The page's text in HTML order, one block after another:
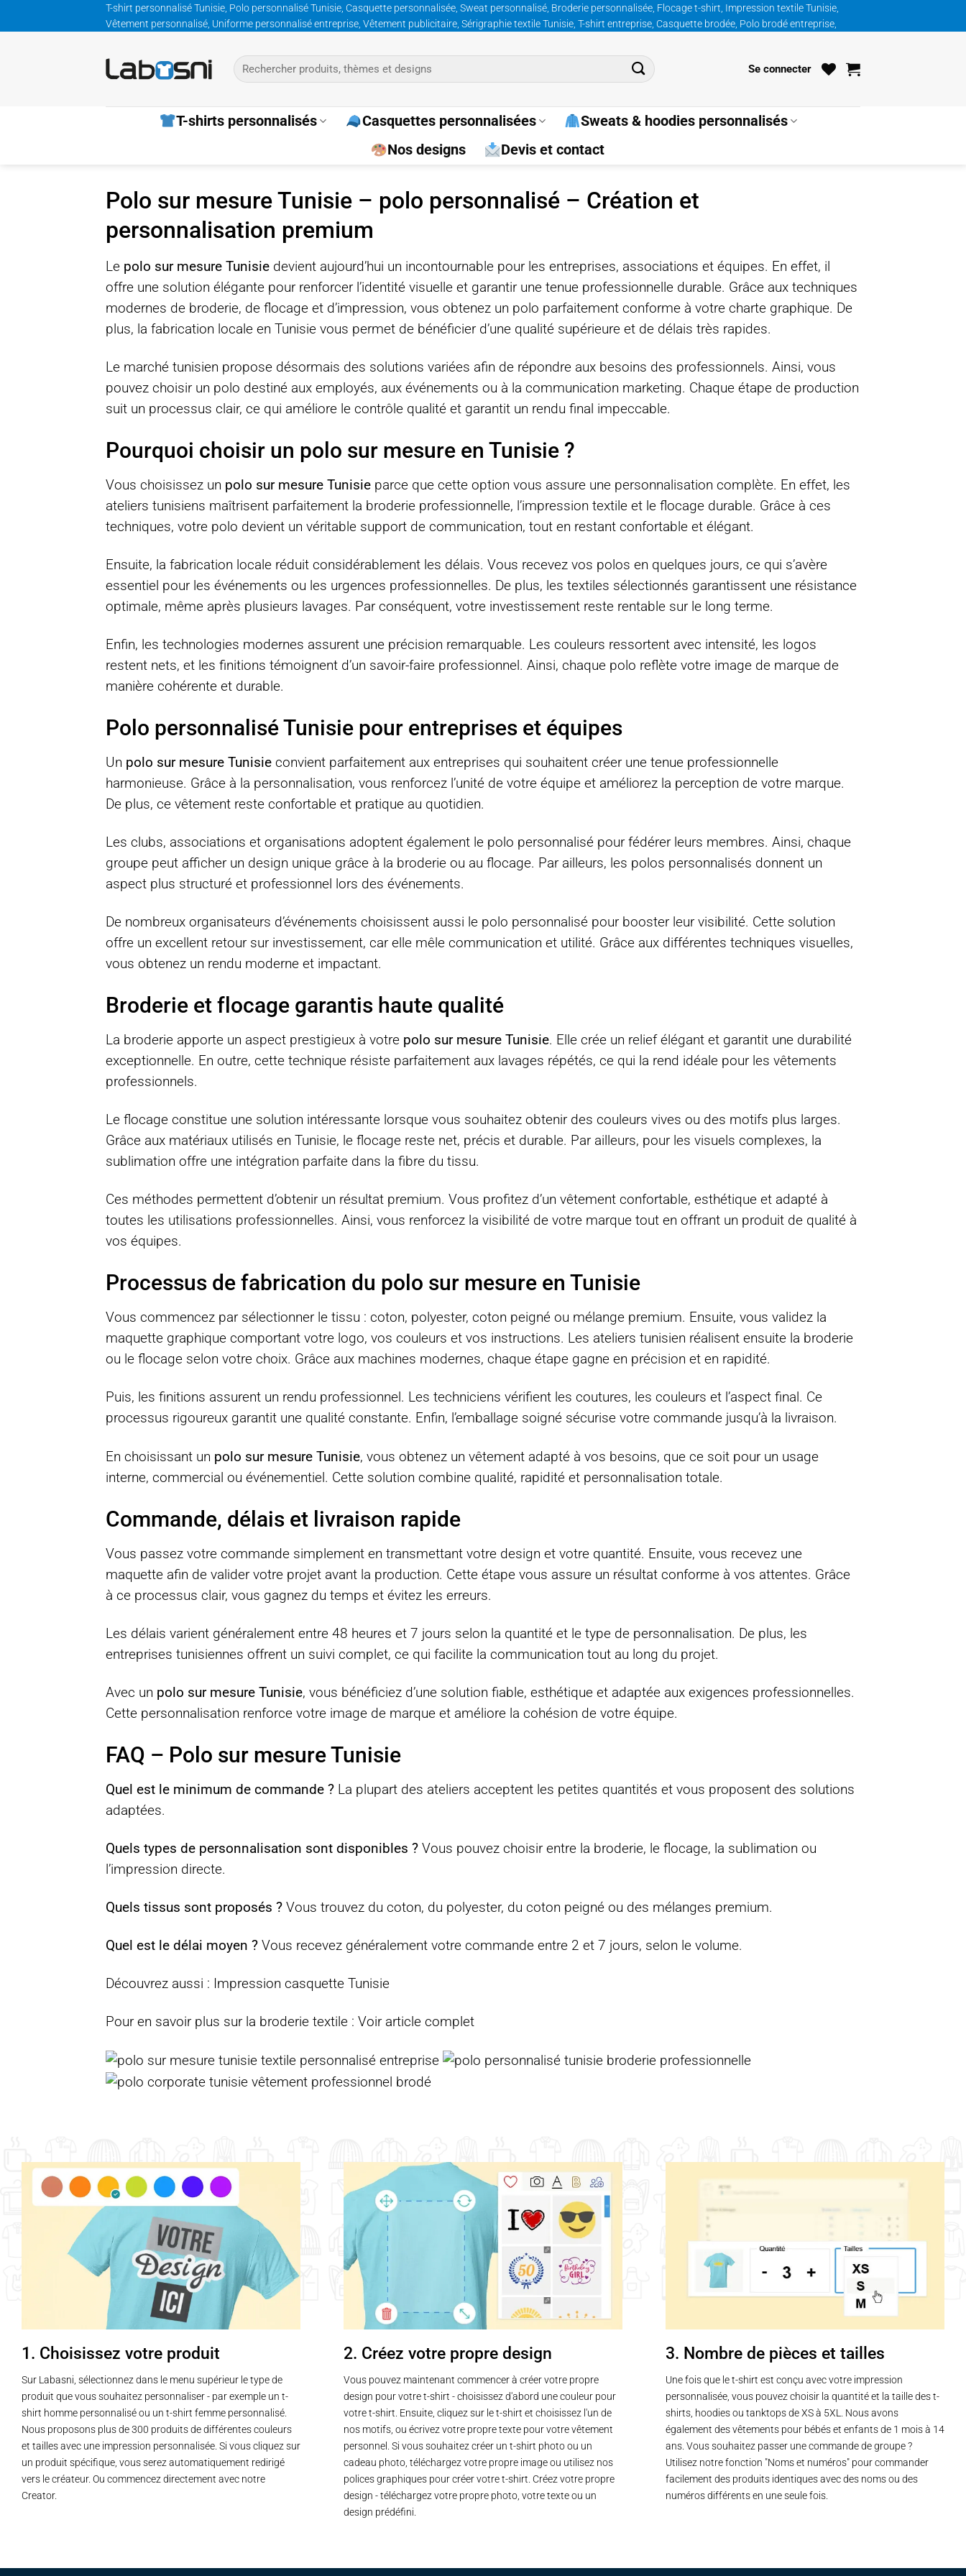
au
T-shirt personnalisé Tunisie, Polo personnalisé Tunisie, Casquette personnalisée, Sweat personnalisé, Broderie personnalisée, Flocage t-shirt, Impression textile Tunisie,
Vêtement personnalisé, Uniforme personnalisé entreprise, Vêtement publicitaire, Sérigraphie textile Tunisie, T-shirt entreprise, Casquette brodée, Polo brodé entreprise,
Recherche
pour :
Se connecter
T-shirts personnalisés Casquettes personnalisées
Sweats & hoodies personnalisés
Nos designs
Devis et contact
Polo sur mesure Tunisie – polo personnalisé – Création et
personnalisation premium
Le polo sur mesure Tunisie devient aujourd’hui un incontournable pour les entreprises, associations et équipes. En effet, il
offre une solution élégante pour renforcer l’identité visuelle et garantir une tenue professionnelle durable. Grâce aux techniques
modernes de broderie, de flocage et d’impression, vous obtenez un polo parfaitement conforme à votre charte graphique. De
plus, la fabrication locale en Tunisie vous permet de bénéficier d’une qualité supérieure et de délais très rapides.
Le marché tunisien propose désormais des solutions variées afin de répondre aux besoins des professionnels. Ainsi, vous
pouvez choisir un polo destiné aux employés, aux événements ou à la communication marketing. Chaque étape de production
suit un processus clair, ce qui améliore le contrôle qualité et garantit un rendu final impeccable.
Pourquoi choisir un polo sur mesure en Tunisie ?
Vous choisissez un polo sur mesure Tunisie parce que cette option vous assure une personnalisation complète. En effet, les
ateliers tunisiens maîtrisent parfaitement la broderie professionnelle, l’impression textile et le flocage durable. Grâce à ces
techniques, votre polo devient un véritable support de communication, tout en restant confortable et élégant.
Ensuite, la fabrication locale réduit considérablement les délais. Vous recevez vos polos en quelques jours, ce qui s’avère
essentiel pour les événements ou les urgences professionnelles. De plus, les textiles sélectionnés garantissent une résistance
optimale, même après plusieurs lavages. Par conséquent, votre investissement reste rentable sur le long terme.
Enfin, les technologies modernes assurent une précision remarquable. Les couleurs ressortent avec intensité, les logos
restent nets, et les finitions témoignent d’un savoir-faire professionnel. Ainsi, chaque polo reflète votre image de marque de
manière cohérente et durable.
Polo personnalisé Tunisie pour entreprises et équipes
Un polo sur mesure Tunisie convient parfaitement aux entreprises qui souhaitent créer une tenue professionnelle
harmonieuse. Grâce à la personnalisation, vous renforcez l’unité de votre équipe et améliorez la perception de votre marque.
De plus, ce vêtement reste confortable et pratique au quotidien.
Les clubs, associations et organisations adoptent également le polo personnalisé pour fédérer leurs membres. Ainsi, chaque
groupe peut afficher un design unique grâce à la broderie ou au flocage. Par ailleurs, les polos personnalisés donnent un
aspect plus structuré et professionnel lors des événements.
De nombreux organisateurs d’événements choisissent aussi le polo personnalisé pour booster leur visibilité. Cette solution
offre un excellent retour sur investissement, car elle mêle communication et utilité. Grâce aux différentes techniques visuelles,
vous obtenez un rendu moderne et impactant.
Broderie et flocage garantis haute qualité
La broderie apporte un aspect prestigieux à votre polo sur mesure Tunisie. Elle crée un relief élégant et garantit une durabilité
exceptionnelle. En outre, cette technique résiste parfaitement aux lavages répétés, ce qui la rend idéale pour les vêtements
professionnels.
Le flocage constitue une solution intéressante lorsque vous souhaitez obtenir des couleurs vives ou des motifs plus larges.
Grâce aux matériaux utilisés en Tunisie, le flocage reste net, précis et durable. Par ailleurs, pour les visuels complexes, la
sublimation offre une intégration parfaite dans la fibre du tissu.
Ces méthodes permettent d’obtenir un résultat premium. Vous profitez d’un vêtement confortable, esthétique et adapté à
toutes les utilisations professionnelles. Ainsi, vous renforcez la visibilité de votre marque tout en offrant un produit de qualité à
vos équipes.
Processus de fabrication du polo sur mesure en Tunisie
Vous commencez par sélectionner le tissu : coton, polyester, coton peigné ou mélange premium. Ensuite, vous validez la
maquette graphique comportant votre logo, vos couleurs et vos instructions. Les ateliers tunisien réalisent ensuite la broderie
ou le flocage selon votre choix. Grâce aux machines modernes, chaque étape gagne en précision et en rapidité.
Puis, les finitions assurent un rendu professionnel. Les techniciens vérifient les coutures, les couleurs et l’aspect final. Ce
processus rigoureux garantit une qualité constante. Enfin, l’emballage soigné sécurise votre commande jusqu’à la livraison.
En choisissant un polo sur mesure Tunisie, vous obtenez un vêtement adapté à vos besoins, que ce soit pour un usage
interne, commercial ou événementiel. Cette solution combine qualité, rapidité et personnalisation totale.
Commande, délais et livraison rapide
Vous passez votre commande simplement en transmettant votre design et votre quantité. Ensuite, vous recevez une
maquette afin de valider votre projet avant la production. Cette étape vous assure un résultat conforme à vos attentes. Grâce
à ce processus clair, vous gagnez du temps et évitez les erreurs.
Les délais varient généralement entre 48 heures et 7 jours selon la quantité et le type de personnalisation. De plus, les
entreprises tunisiennes offrent un suivi complet, ce qui facilite la communication tout au long du projet.
Avec un polo sur mesure Tunisie, vous bénéficiez d’une solution fiable, esthétique et adaptée aux exigences professionnelles.
Cette personnalisation renforce votre image de marque et améliore la cohésion de votre équipe.
FAQ – Polo sur mesure Tunisie
Quel est le minimum de commande ? La plupart des ateliers acceptent les petites quantités et vous proposent des solutions
adaptées.
Quels types de personnalisation sont disponibles ? Vous pouvez choisir entre la broderie, le flocage, la sublimation ou
l’impression directe.
Quels tissus sont proposés ? Vous trouvez du coton, du polyester, du coton peigné ou des mélanges premium.
Quel est le délai moyen ? Vous recevez généralement votre commande entre 2 et 7 jours, selon le volume.
Découvrez aussi : Impression casquette Tunisie
Pour en savoir plus sur la broderie textile : Voir article complet
1. Choisissez votre produit
Sur Labasni, sélectionnez dans le menu supérieur le type de
produit que vous souhaitez personnaliser - par exemple un t-
shirt homme personnalisé ou un t-shirt femme personnalisé.
Nous proposons plus de 300 produits de différentes couleurs
et tailles avec une impression personnalisée. Si vous cliquez sur
un produit spécifique, vous serez automatiquement redirigé
vers le créateur. Ou commencez directement avec notre
Creator.
2. Créez votre propre design
Vous pouvez maintenant commencer à créer votre propre
design pour votre t-shirt - choisissez d'abord une couleur pour
votre t-shirt. Ensuite, cliquez sur le t-shirt et choisissez l'un de
nos motifs, ou écrivez votre propre texte pour votre vêtement
personnel. Si vous souhaitez créer un t-shirt photo ou un
cadeau photo, téléchargez votre propre image ou utilisez nos
polices graphiques pour créer votre t-shirt. Créez votre propre
design - téléchargez votre propre photo, votre texte ou un
design prédéfini.
3. Nombre de pièces et tailles
Une fois que le t-shirt est conçu avec votre impression
personnalisée, vous pouvez choisir la quantité et la taille des t-
shirts, hoodies ou tanktops de XS à 5XL. Nous avons
également des vêtements pour bébés et enfants de 1 mois à 14
ans. Vous souhaitez passer une commande de groupe ?
Utilisez notre fonction "Noms et numéros" pour commander
facilement des produits identiques avec des noms ou des
numéros différents en une seule fois.